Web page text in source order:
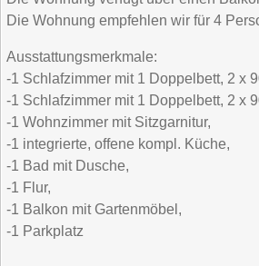
Die Wohnung empfehlen wir für 4
Ausstattungsmerkmale:
-1 Schlafzimmer mit 1 Doppelbett, 2 x
-1 Schlafzimmer mit 1 Doppelbett, 2 x
-1 Wohnzimmer mit Sitzgarnitur,
-1 integrierte, offene kompl. Küche,
-1 Bad mit Dusche,
-1 Flur,
-1 Balkon mit Gartenmöbel,
-1 Parkplatz